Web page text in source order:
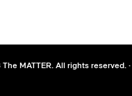
MATTER. All rights reserved. ·